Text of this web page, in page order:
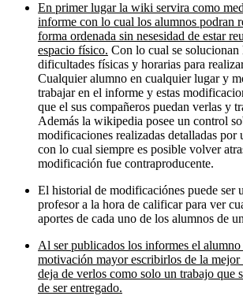
En primer lugar la wiki servira como
informe con lo cual los alumnos podran
forma ordenada sin nesesidad de estar
espacio físico. Con lo cual se solucionan
dificultades físicas y horarias para
Cualquier alumno en cualquier lugar y
trabajar en el informe y estas
que el sus compañeros puedan verlas y
Además la wikipedia posee un control
modificaciones realizadas detalladas por
con lo cual siempre es posible volver
modificación fue contraproducente.
El historial de modificaciónes puede ser
profesor a la hora de calificar para ver
aportes de cada uno de los alumnos de
Al ser publicados los informes el alumno
motivación mayor escribirlos de la mejor
deja de verlos como solo un trabajo que
de ser entregado.